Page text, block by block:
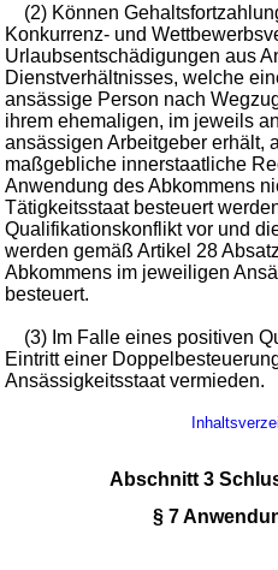
(2) Können
Konkurrenz- und
Urlaubsentschädigungen aus
Dienstverhältnisses, welche
ansässige Person nach
ihrem ehemaligen, im jeweils
ansässigen Arbeitgeber erhält,
maßgebliche innerstaatliche
Anwendung des Abkommens
Tätigkeitsstaat besteuert
Qualifikationskonflikt vor und
werden gemäß Artikel 28
Abkommens im jeweiligen
besteuert.
(3) Im Falle eines positiven
Eintritt einer
Ansässigkeitsstaat vermieden.
Abschnitt 3
§ 7